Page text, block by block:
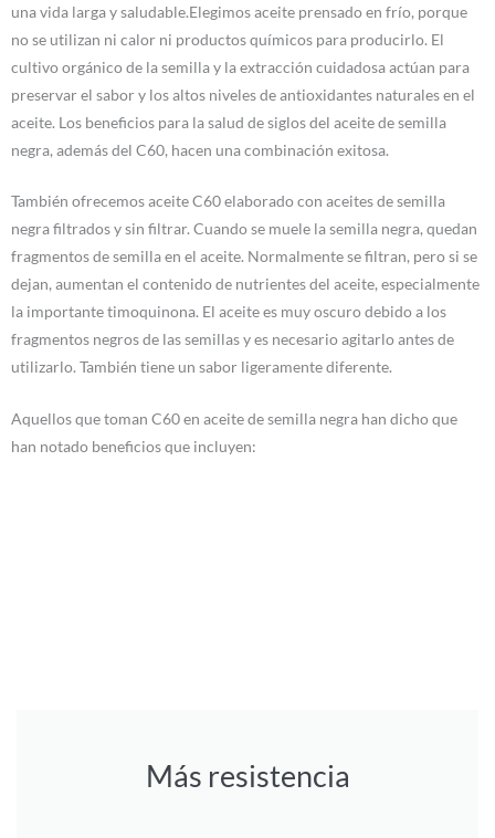
una vida larga y saludable.Elegimos aceite prensado en frío, porque
no se utilizan ni calor ni productos químicos para producirlo. El
cultivo orgánico de la semilla y la extracción cuidadosa actúan para
preservar el sabor y los altos niveles de antioxidantes naturales en el
aceite. Los beneficios para la salud de siglos del aceite de semilla
negra, además del C60, hacen una combinación exitosa.
También ofrecemos aceite C60 elaborado con aceites de semilla
negra filtrados y sin filtrar. Cuando se muele la semilla negra, quedan
fragmentos de semilla en el aceite. Normalmente se filtran, pero si se
dejan, aumentan el contenido de nutrientes del aceite, especialmente
la importante timoquinona. El aceite es muy oscuro debido a los
fragmentos negros de las semillas y es necesario agitarlo antes de
utilizarlo. También tiene un sabor ligeramente diferente.
Aquellos que toman C60 en aceite de semilla negra han dicho que
han notado beneficios que incluyen:
Más resistencia